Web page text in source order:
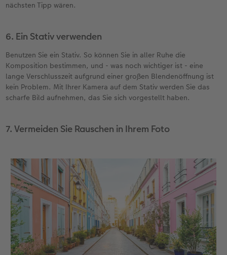
nächsten Tipp wären.
6. Ein Stativ verwenden
Benutzen Sie ein Stativ. So können Sie in aller Ruhe die
Komposition bestimmen, und - was noch wichtiger ist - eine
lange Verschlusszeit aufgrund einer großen Blendenöffnung ist
kein Problem. Mit Ihrer Kamera auf dem Stativ werden Sie das
scharfe Bild aufnehmen, das Sie sich vorgestellt haben.
7. Vermeiden Sie Rauschen in Ihrem Foto